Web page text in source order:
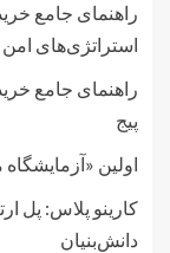
راهنمای جامع
استراتژی‌های امن
راهنمای جامع
پیج
اولین
کارینو پلاس: پل
دانش‌بنیان